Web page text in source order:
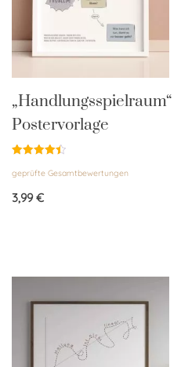
„Handlungsspielraum“
Postervorlage
mit
von 5
geprüfte Gesamtbewertungen
3,99€